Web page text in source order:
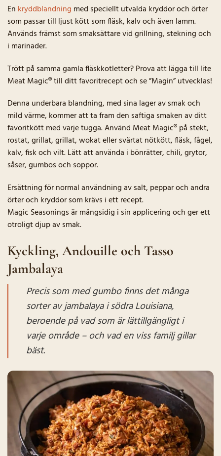
En kryddblandning med speciellt utvalda kryddor och örter
som passar till ljust kött som fläsk, kalv och även lamm.
Används främst som smaksättare vid grillning, stekning och
i marinader.
Trött på samma gamla fläskkotletter? Prova att lägga till lite
Meat Magic® till ditt favoritrecept och se ”Magin” utvecklas!
Denna underbara blandning, med sina lager av smak och
mild värme, kommer att ta fram den saftiga smaken av ditt
favoritkött med varje tugga. Använd Meat Magic® på stekt,
rostat, grillat, grillat, wokat eller svärtat nötkött, fläsk, fågel,
kalv, fisk och vilt. Lätt att använda i bönrätter, chili, grytor,
såser, gumbos och soppor.
Ersättning för normal användning av salt, peppar och andra
örter och kryddor som krävs i ett recept.
Magic Seasonings är mångsidig i sin applicering och ger ett
otroligt djup av smak.
Kyckling, Andouille och Tasso
Jambalaya
Precis som med gumbo finns det många
sorter av jambalaya i södra Louisiana,
beroende på vad som är lättillgängligt i
varje område – och vad en viss familj gillar
bäst.